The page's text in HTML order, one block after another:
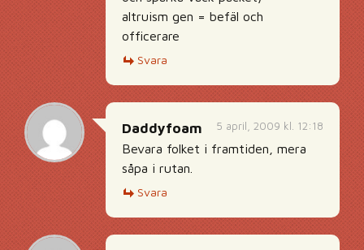
altruism gen = befäl och
officerare
Svara
5 april, 2009 kl. 12:18
Daddyfoam
Bevara folket i framtiden, mera
såpa i rutan.
Svara